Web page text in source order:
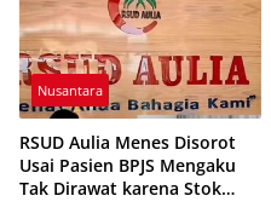
Nusantara
RSUD Aulia Menes Disorot
Usai Pasien BPJS Mengaku
Tak Dirawat karena Stok